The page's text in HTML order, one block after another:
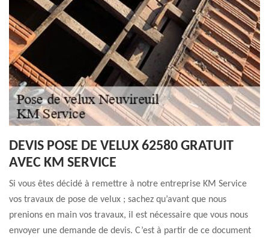
DEVIS POSE DE VELUX 62580 GRATUIT
AVEC KM SERVICE
Si vous êtes décidé à remettre à notre entreprise KM Service
vos travaux de pose de velux ; sachez qu’avant que nous
prenions en main vos travaux, il est nécessaire que vous nous
envoyer une demande de devis. C’est à partir de ce document